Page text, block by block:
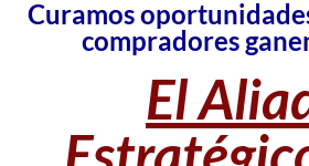
Curamos
compradores
El